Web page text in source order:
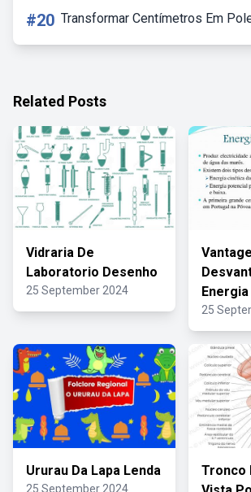
#20 Transformar Centímetros Em
Related Posts
Vidraria De
Laboratorio Desenho
25 September 2024
25
Ururau Da Lapa Lenda
25 September 2024
Tronco